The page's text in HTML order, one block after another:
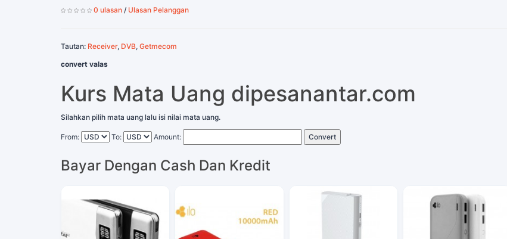
0 ulasan / Ulasan Pelanggan
Tautan: Receiver, DVB, Getmecom
convert valas
Kurs Mata Uang dipesanantar.com
Silahkan pilih mata uang lalu isi nilai mata uang.
From: To: Amount: Convert
Bayar Dengan Cash Dan Kredit